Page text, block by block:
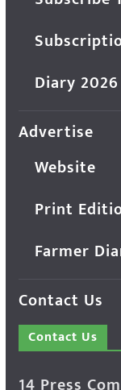
Diary 2026
Advertise
Website
Print
Farmer
Contact Us
Contact Us